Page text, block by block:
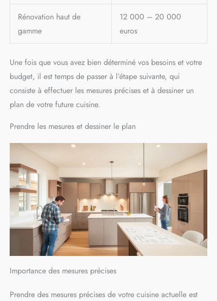
Rénovation haut de
gamme
12 000 – 20 000
euros
Une fois que vous avez bien déterminé vos besoins et votre
budget, il est temps de passer à l’étape suivante, qui
consiste à effectuer les mesures précises et à dessiner un
plan de votre future cuisine.
Prendre les mesures et dessiner le plan
Importance des mesures précises
Prendre des mesures précises de votre cuisine actuelle est